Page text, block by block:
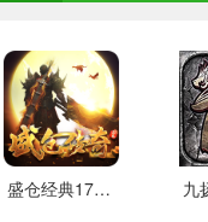
盛仓经典176 安卓下载